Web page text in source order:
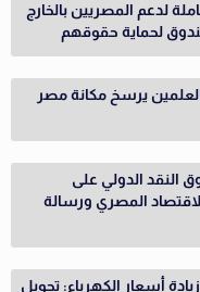
لدعم المصريين بالخارج
لحماية حقوقهم
يرسخ مكانة مصر
النقد الدولي على
المصري ورسالة
أسعار الكهرباء: تحويل